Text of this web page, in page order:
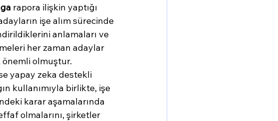
rapora ilişkin yaptığı
işe alım sürecinde
anlamaları ve
her zaman adaylar
önemli olmuştur.
yapay zeka destekli
kullanımıyla birlikte, işe
karar aşamalarında
olmalarını, şirketler